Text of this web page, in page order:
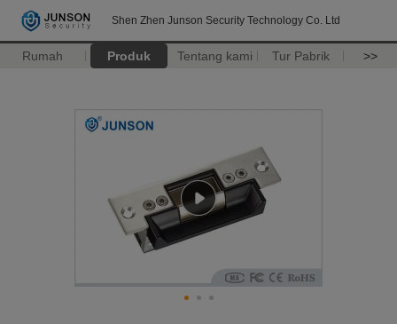
Shen Zhen Junson Security Technology Co. Ltd
Rumah Produk Tentang kami Tur Pabrik >>